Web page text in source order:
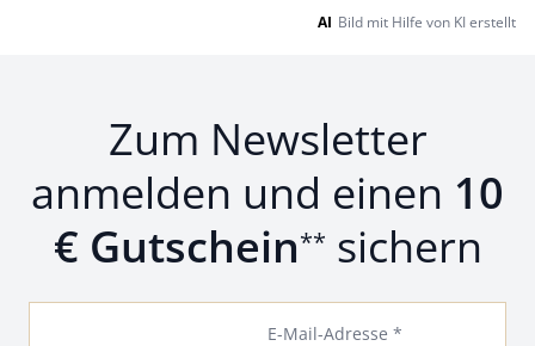
AI Bild mit Hilfe von KI erstellt
Zum Newsletter
anmelden und einen 10
€ Gutschein** sichern
E-Mail-Adresse *